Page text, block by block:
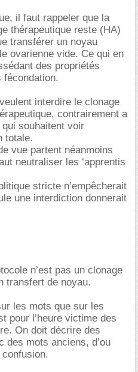
il faut rappeler que la
thérapeutique reste (HA)
transférer un noyau
ovarienne vide. Ce qui en
des propriétés
fécondation.
interdire le clonage
contrairement a
souhaitent voir
totale.
vue partent néanmoins
neutraliser les ‘apprentis
stricte n’empêcherait
une interdiction donnerait
n’est pas un clonage
transfert de noyau.
les mots que sur les
pour l’heure victime des
On doit décrire des
des mots anciens, d’ou